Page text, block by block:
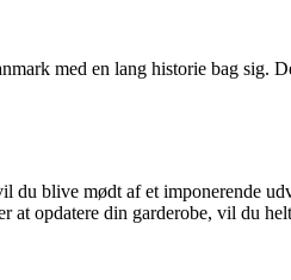
med en lang historie bag sig.
blive mødt af et imponerende
at opdatere din garderobe, vil du